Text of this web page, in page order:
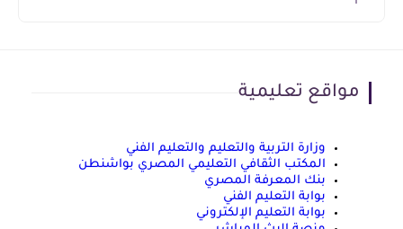
مواقع تعليمية
وزارة التربية والتعليم والتعليم الفني
المكتب الثقافي التعليمي المصري بواشنطن
بنك المعرفة المصري
بوابة التعليم الفني
بوابة التعليم الإلكتروني